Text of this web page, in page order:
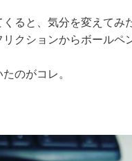
ると、気分を変えてみ
リクションからボールペ
のがコレ。